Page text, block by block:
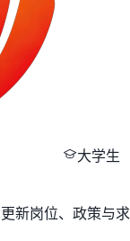
大学生
新岗位、政策与求